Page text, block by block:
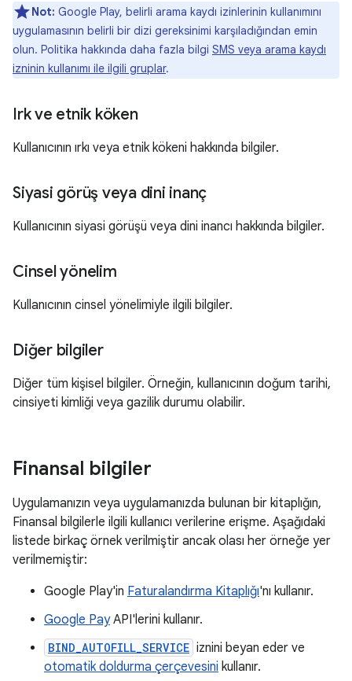
Not: Google Play, belirli arama kaydı izinlerinin kullanımını
uygulamasının belirli bir dizi gereksinimi karşıladığından emin
olun. Politika hakkında daha fazla bilgi SMS veya arama kaydı
izninin kullanımı ile ilgili gruplar.
Irk ve etnik köken
Kullanıcının ırkı veya etnik kökeni hakkında bilgiler.
Siyasi görüş veya dini inanç
Kullanıcının siyasi görüşü veya dini inancı hakkında bilgiler.
Cinsel yönelim
Kullanıcının cinsel yönelimiyle ilgili bilgiler.
Diğer bilgiler
Diğer tüm kişisel bilgiler. Örneğin, kullanıcının doğum tarihi,
cinsiyeti kimliği veya gazilik durumu olabilir.
Finansal bilgiler
Uygulamanızın veya uygulamanızda bulunan bir kitaplığın,
Finansal bilgilerle ilgili kullanıcı verilerine erişme. Aşağıdaki
listede birkaç örnek verilmiştir ancak olası her örneğe yer
verilmemiştir:
Google Play'in Faturalandırma Kitaplığı'nı kullanır.
Google PayAPI'lerini kullanır.
BIND_AUTOFILL_SERVICE iznini beyan eder ve
otomatik doldurma çerçevesini kullanır.